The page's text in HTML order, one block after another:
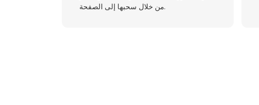
من خلال سحبها إلى الصفحة.